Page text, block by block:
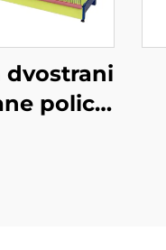
dvostrani
police